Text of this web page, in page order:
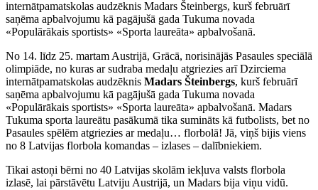
internātpamatskolas audzēknis Madars Šteinbergs, kurš februārī
saņēma apbalvojumu kā pagājušā gada Tukuma novada
«Populārākais sportists» «Sporta laureāta» apbalvošanā.
No 14. līdz 25. martam Austrijā, Grācā, norisinājās Pasaules speciālā
olimpiāde, no kuras ar sudraba medaļu atgriezies arī Dzirciema
internātpamatskolas audzēknis Madars Šteinbergs, kurš februārī
saņēma apbalvojumu kā pagājušā gada Tukuma novada
«Populārākais sportists» «Sporta laureāta» apbalvošanā. Madars
Tukuma sporta laureātu pasākumā tika sumināts kā futbolists, bet no
Pasaules spēlēm atgriezies ar medaļu… florbolā! Jā, viņš bijis viens
no 8 Latvijas florbola komandas – izlases – dalībniekiem.
Tikai astoņi bērni no 40 Latvijas skolām iekļuva valsts florbola
izlasē, lai pārstāvētu Latviju Austrijā, un Madars bija viņu vidū.